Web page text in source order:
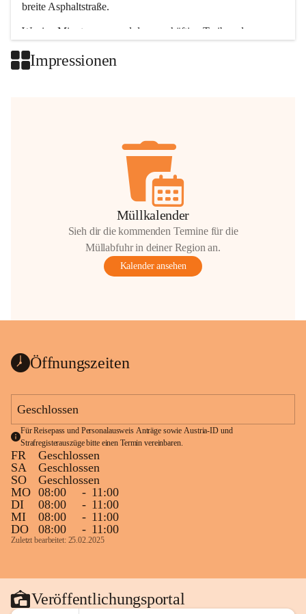
breite Asphaltstraße.
Wenige Minuten nur, und das geschäftige Treiben der
Impressionen
Müllkalender
Sieh dir die kommenden Termine für die
Müllabfuhr in deiner Region an.
Kalender ansehen
Öffnungszeiten
Geschlossen
Für Reisepass und Personalausweis Anträge sowie Austria-ID und
Strafregisterauszüge bitte einen Termin vereinbaren.
FR
Geschlossen
SA
Geschlossen
SO
Geschlossen
MO 08:00 - 11:00
DI
08:00 - 11:00
MI
08:00 - 11:00
DO
08:00 - 11:00
Zuletzt bearbeitet: 25.02.2025
Veröffentlichungsportal